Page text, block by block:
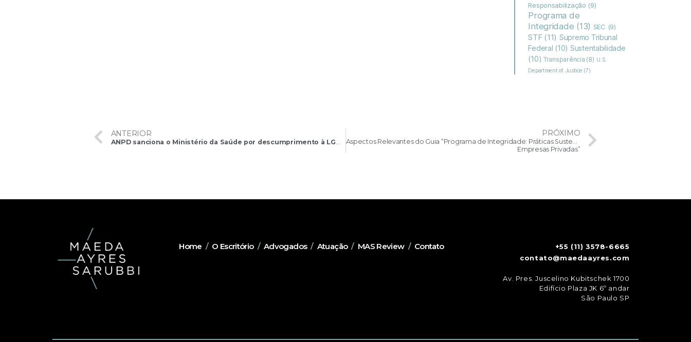
Responsabilização (9)
Programa de
Integridade (13) SEC (9)
STF(11) Supremo Tribunal
Federal (10) Sustentabilidade
(10) Transparência (8) U.S.
Department of Justice (7)
ANTERIOR
ANPD sanciona o Ministério da Saúde por descumprimento à LGPD
PRÓXIMO
Empresas Privadas”
Home / O Escritório / Advogados / Atuação / MAS Review / Contato
+55 (11) 3578-6665
contato@maedaayres.com
Av. Pres. Juscelino Kubitschek 1700
Edifício Plaza JK 6º andar
São Paulo SP